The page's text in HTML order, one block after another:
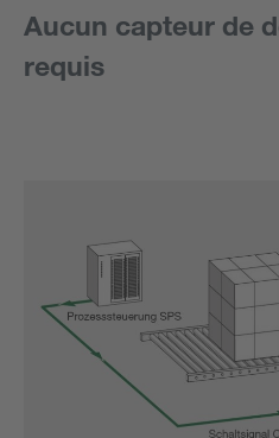
Aucun capteur de
requis